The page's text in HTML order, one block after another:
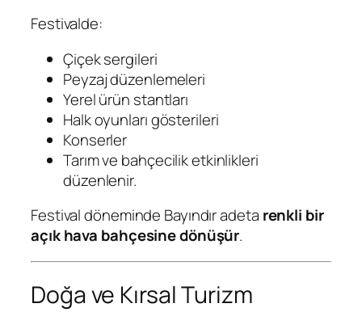
Festivalde:
Çiçek sergileri
Peyzaj düzenlemeleri
Yerel ürün stantları
Halk oyunları gösterileri
Konserler
Tarım ve bahçecilik etkinlikleri
düzenlenir.
Festival döneminde Bayındır adeta renkli bir
açık hava bahçesine dönüşür.
Doğa ve Kırsal Turizm